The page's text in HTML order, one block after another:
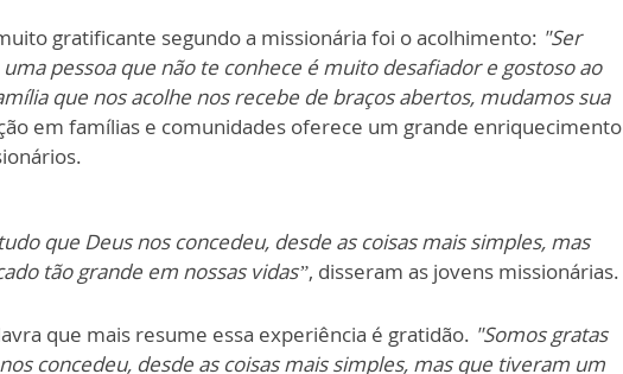
gratificante segundo a missionária foi o acolhimento: "Ser
uma pessoa que não te conhece é muito desafiador e gostoso ao
que nos acolhe nos recebe de braços abertos, mudamos sua
em famílias e comunidades oferece um grande enriquecimento
que Deus nos concedeu, desde as coisas mais simples, mas
tão grande em nossas vidas”, disseram as jovens missionárias.
que mais resume essa experiência é gratidão. "Somos gratas
concedeu, desde as coisas mais simples, mas que tiveram um